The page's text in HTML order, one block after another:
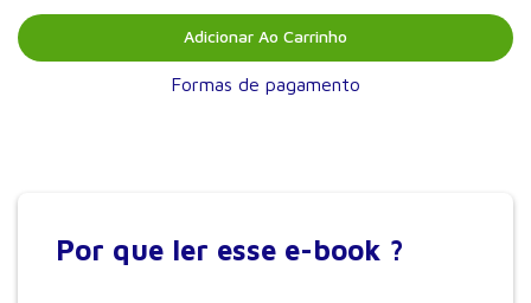
Adicionar Ao Carrinho
Formas de pagamento
Por que ler esse e-book ?